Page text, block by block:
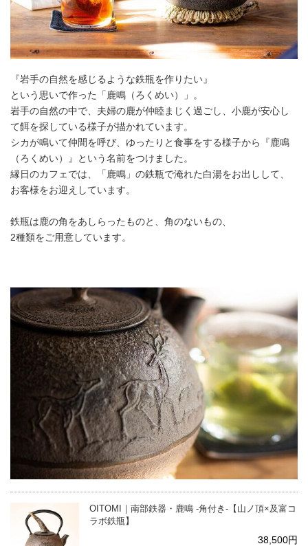
『岩手の自然を感じるような鉄瓶を作りたい』
という思いで作った「鹿鳴（ろくめい）」。
岩手の自然の中で、夫婦の鹿が仲睦まじく過ごし、小鹿が安心し
て餌を探している様子が描かれています。
シカが鳴いて仲間を呼び、ゆったりと食事をする様子から『鹿鳴
（ろくめい）』という名前をつけました。
縁日のカフェでは、「鹿鳴」の鉄瓶で淹れた白湯をお出しして、
お客様をお迎えしています。
鉄瓶は鹿の角をあしらったものと、角のないもの、
2種類をご用意しています。
OITOMI｜南部鉄器・鹿鳴 -角付き-【山ノ頂×及富コ
ラボ鉄瓶】
38,500円